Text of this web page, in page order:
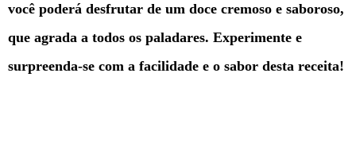
você poderá desfrutar de um doce cremoso e saboroso,
que agrada a todos os paladares. Experimente e
surpreenda-se com a facilidade e o sabor desta receita!